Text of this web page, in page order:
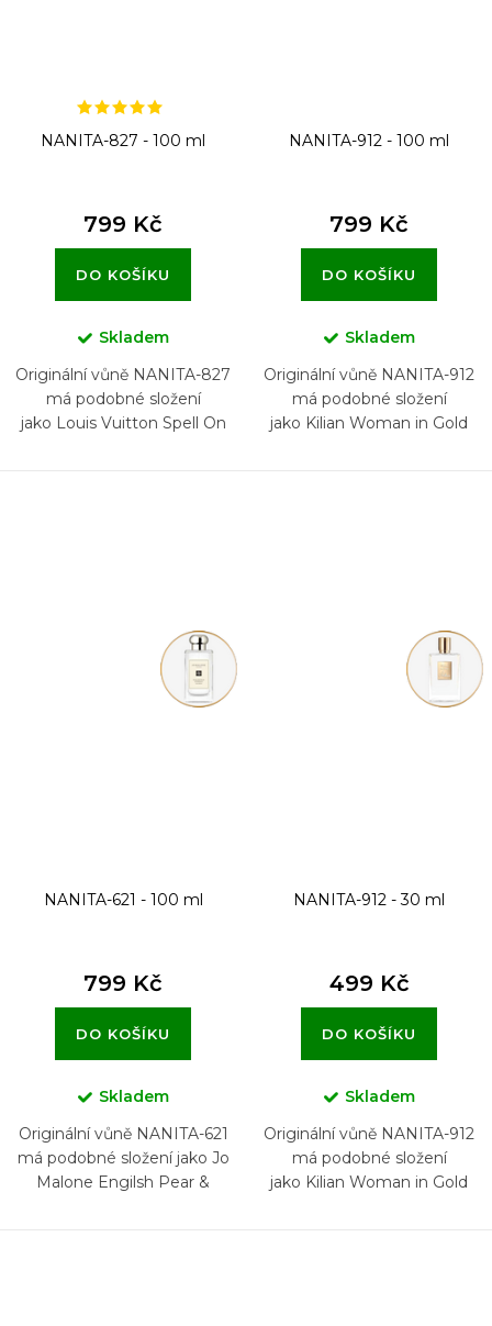
NANITA-827 - 100 ml
799 Kč
DO KOŠÍKU
Skladem
Originální vůně NANITA-827
má podobné složení
jako Louis Vuitton Spell On
NANITA-912 - 100 ml
799 Kč
DO KOŠÍKU
Skladem
Originální vůně NANITA-912
má podobné složení
jako Kilian Woman in Gold
NANITA-621 - 100 ml
799 Kč
DO KOŠÍKU
Skladem
Originální vůně NANITA-621
má podobné složení jako Jo
Malone Engilsh Pear &
NANITA-912 - 30 ml
499 Kč
DO KOŠÍKU
Skladem
Originální vůně NANITA-912
má podobné složení
jako Kilian Woman in Gold